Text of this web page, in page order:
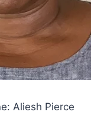
Aliesh Pierce